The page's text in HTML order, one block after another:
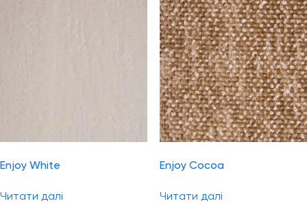
Enjoy White
Читати далі
Enjoy Cocoa
Читати далі